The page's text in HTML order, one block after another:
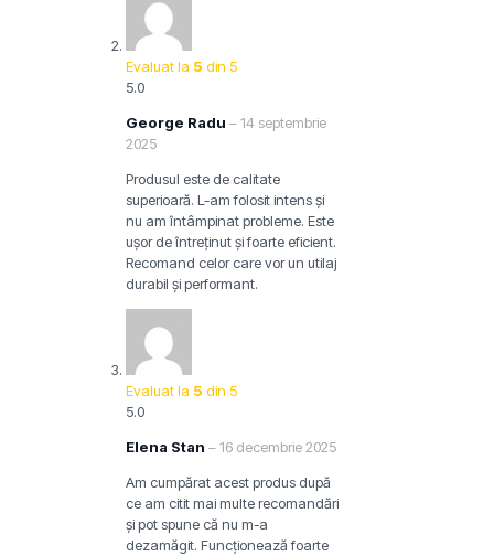
Evaluat la 5 din 5
5.0
George Radu –14 septembrie
2025
Produsul este de calitate
superioară. L-am folosit intens și
nu am întâmpinat probleme. Este
ușor de întreținut și foarte eficient.
Recomand celor care vor un utilaj
durabil și performant.
Evaluat la 5 din 5
5.0
Elena Stan –16 decembrie 2025
Am cumpărat acest produs după
ce am citit mai multe recomandări
și pot spune că nu m-a
dezamăgit. Funcționează foarte